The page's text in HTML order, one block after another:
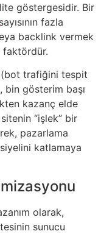
göstergesidir. Bir
sayısının fazla
backlink vermek
faktördür.
(bot trafiğini tespit
bin gösterim başı
kazanç elde
“işlek” bir
pazarlama
katlamaya
olarak,
sunucu